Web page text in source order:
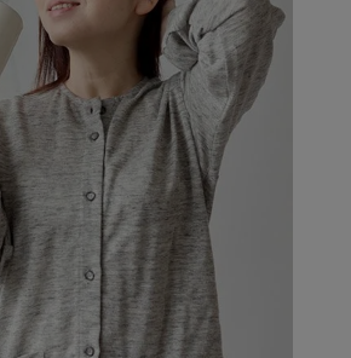
夏 秋
メンズパジャマ
ガーゼ サテン織り
ニット/ストレッチ 起毛/フランネル
ペアで
そろえたい
眠れる作務衣特集
年齢別におすすめパジ
ャマ
ルームウェア
前開き かぶり ワンピース
作務衣 胸がすけない
返品・交換について よくあるご質問
お買い物ガイド 安心の日本製